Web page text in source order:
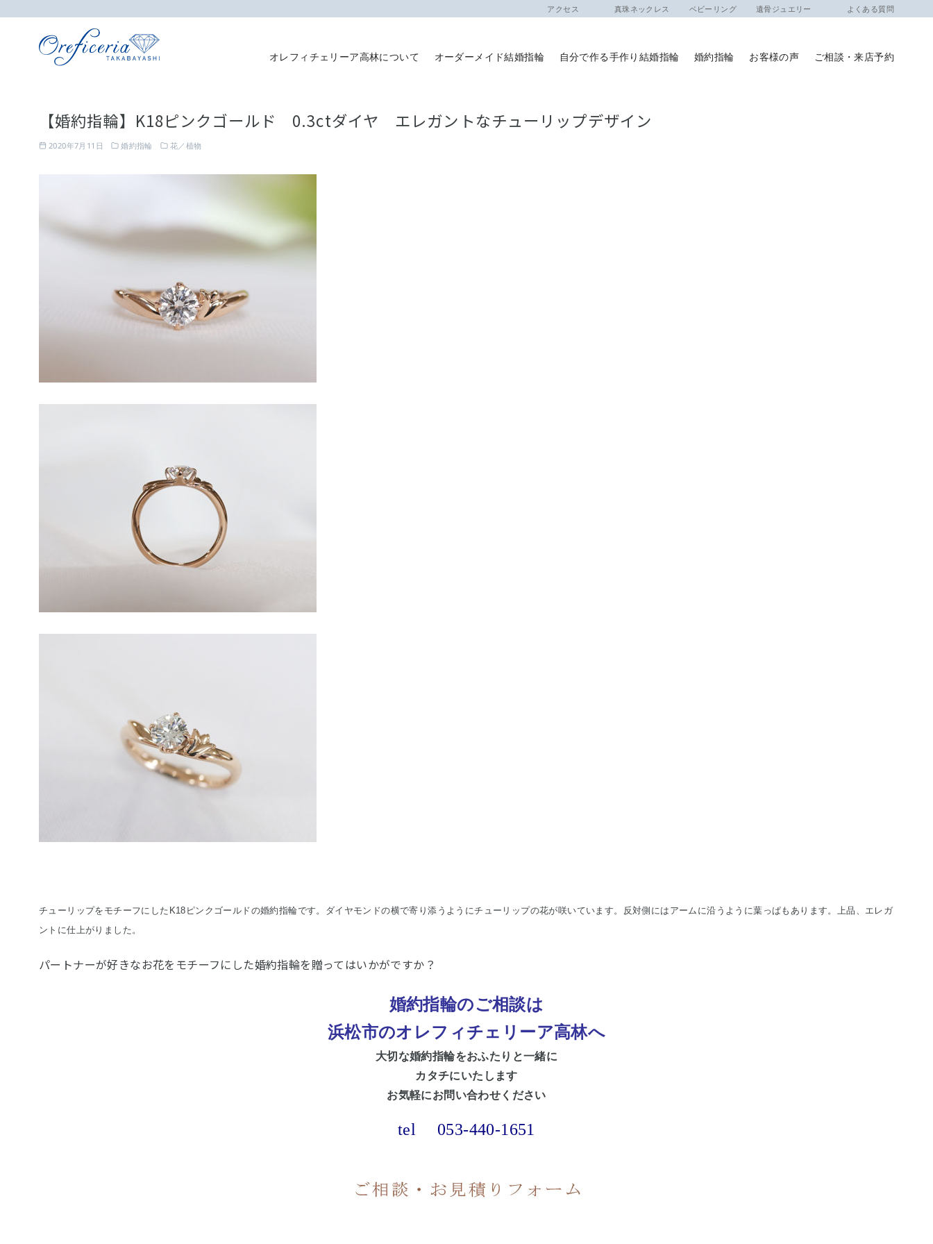
アクセス 真珠ネックレス ベビーリング 遺骨ジュエリー よくある質問
オレフィチェリーア高林について オーダーメイド結婚指輪 自分で作る手作り結婚指輪 婚約指輪 お客様の声 ご相談・来店予約
【婚約指輪】K18ピンクゴールド 0.3ctダイヤ エレガントなチューリップデザイン
2020年7月11日 婚約指輪 花／植物
チューリップをモチーフにしたK18ピンクゴールドの婚約指輪です。ダイヤモンドの横で寄り添うようにチューリップの花が咲いています。反対側にはアームに沿うように葉っぱもあります。上品、エレガ
ントに仕上がりました。
パートナーが好きなお花をモチーフにした婚約指輪を贈ってはいかがですか？
婚約指輪のご相談は
浜松市のオレフィチェリーア高林へ
大切な婚約指輪をおふたりと一緒に
カタチにいたします
お気軽にお問い合わせください
tel 053-440-1651